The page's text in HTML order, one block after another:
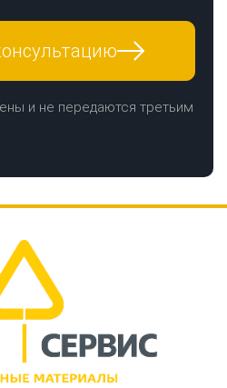
и не передаются третьим